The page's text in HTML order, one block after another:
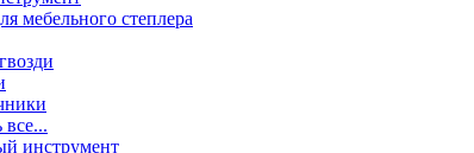
мебельного степлера
все...
инструмент